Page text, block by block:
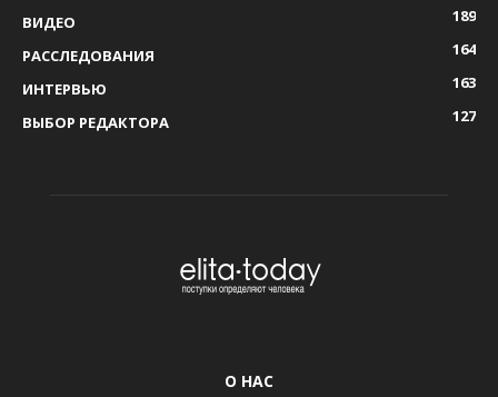
ВИДЕО
189
РАССЛЕДОВАНИЯ
164
ИНТЕРВЬЮ
163
ВЫБОР РЕДАКТОРА
127
О НАС